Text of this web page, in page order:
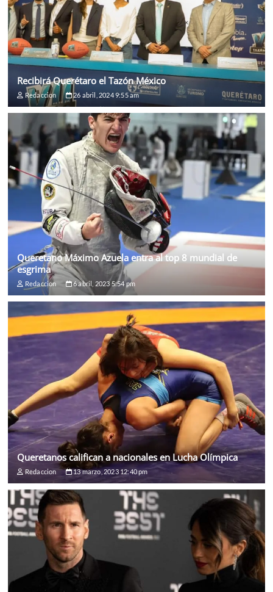
Recibirá Querétaro el Tazón México
Redaccion 26 abril, 2024 9:55 am
Queretano Máximo Azuela entra al top 8 mundial de
esgrima
Redaccion 6 abril, 2023 5:54 pm
Queretanos califican a nacionales en Lucha Olímpica
Redaccion 13 marzo, 2023 12:40 pm